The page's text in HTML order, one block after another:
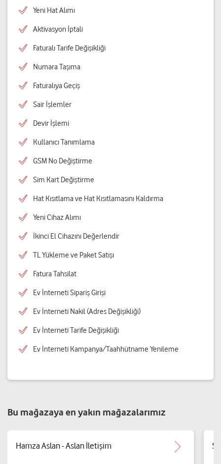
Yeni Hat Alımı
Aktivasyon İptali
Faturalı Tarife Değişikliği
Numara Taşıma
Faturalıya Geçiş
Sair İşlemler
Devir İşlemi
Kullanıcı Tanımlama
GSM No Değiştirme
Sim Kart Değiştirme
Hat Kısıtlama ve Hat Kısıtlamasını Kaldırma
Yeni Cihaz Alımı
İkinci El Cihazını Değerlendir
TL Yükleme ve Paket Satışı
Fatura Tahsilat
Ev İnterneti Sipariş Girişi
Ev İnterneti Nakil (Adres Değişikliği)
Ev İnterneti Tarife Değişikliği
Ev İnterneti Kampanya/Taahhütname Yenileme
Bu mağazaya en yakın mağazalarımız
Hamza Aslan - Aslan İletişim